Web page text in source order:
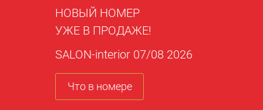
НОВЫЙ НОМЕР
УЖЕ В ПРОДАЖЕ!
SALON-interior 07/08 2026
Что в номере